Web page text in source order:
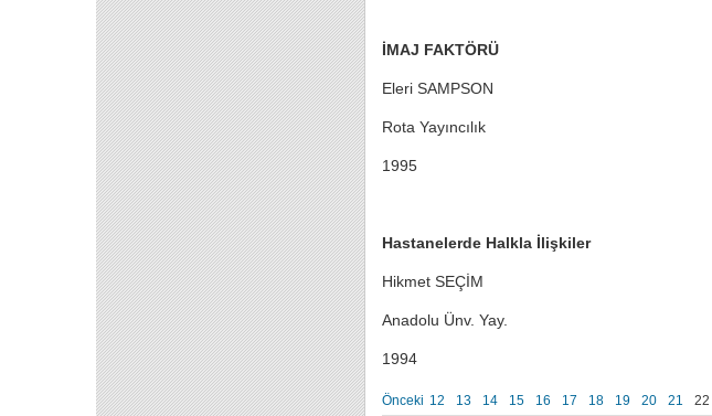
İMAJ FAKTÖRÜ
Eleri SAMPSON
Rota Yayıncılık
1995
Hastanelerde Halkla İlişkiler
Hikmet SEÇİM
Anadolu Ünv. Yay.
1994
Önceki 12 13 14 15 16 17 18 19 20 21 22